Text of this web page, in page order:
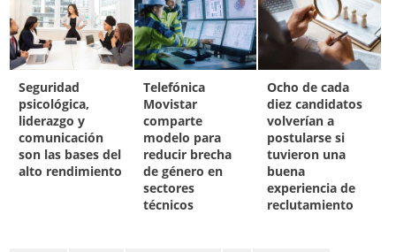
Seguridad
psicológica,
liderazgo y
comunicación
son las bases del
alto rendimiento
Telefónica
Movistar
comparte
modelo para
reducir brecha
de género en
sectores
técnicos
Ocho de cada
diez candidatos
volverían a
postularse si
tuvieron una
buena
experiencia de
reclutamiento